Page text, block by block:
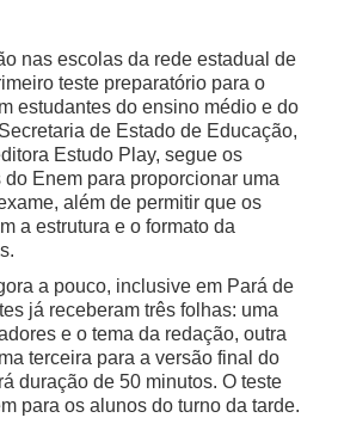
nas escolas da rede estadual de
teste preparatório para o
estudantes do ensino médio e do
de Estado de Educação,
Estudo Play, segue os
Enem para proporcionar uma
além de permitir que os
a estrutura e o formato da
a pouco, inclusive em Pará de
já receberam três folhas: uma
e o tema da redação, outra
terceira para a versão final do
duração de 50 minutos. O teste
para os alunos do turno da tarde.